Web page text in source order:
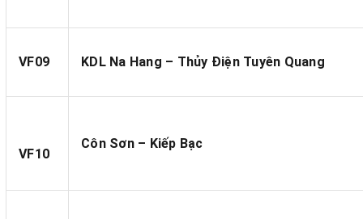
VF09 KDL Na Hang – Thủy Điện Tuyên Quang
VF10
Côn Sơn – Kiếp Bạc